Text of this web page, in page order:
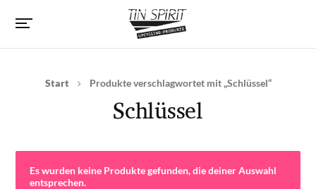
Start Produkte verschlagwortet mit „Schlüssel“
Schlüssel
Es wurden keine Produkte gefunden, die deiner Auswahl
entsprechen.